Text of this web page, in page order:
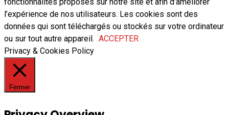
l’expérience de nos utilisateurs. Les cookies sont des
données qui sont téléchargés ou stockés sur votre ordinateur
ou sur tout autre appareil. ACCEPTER
Privacy & Cookies Policy
Fermer